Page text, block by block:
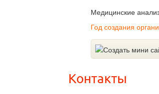
Медицинские
Год создания
Контакты